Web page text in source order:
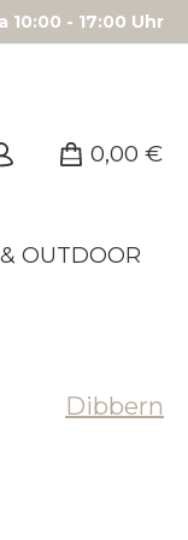
10:00 - 17:00 Uhr
0,00 €
OUTDOOR
Dibbern